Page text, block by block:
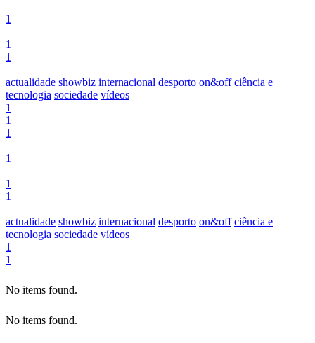
1
1
1
actualidade showbiz internacional desporto on&off ciência e
tecnologia sociedade vídeos
1
1
1
1
1
1
actualidade showbiz internacional desporto on&off ciência e
tecnologia sociedade vídeos
1
1
No items found.
No items found.